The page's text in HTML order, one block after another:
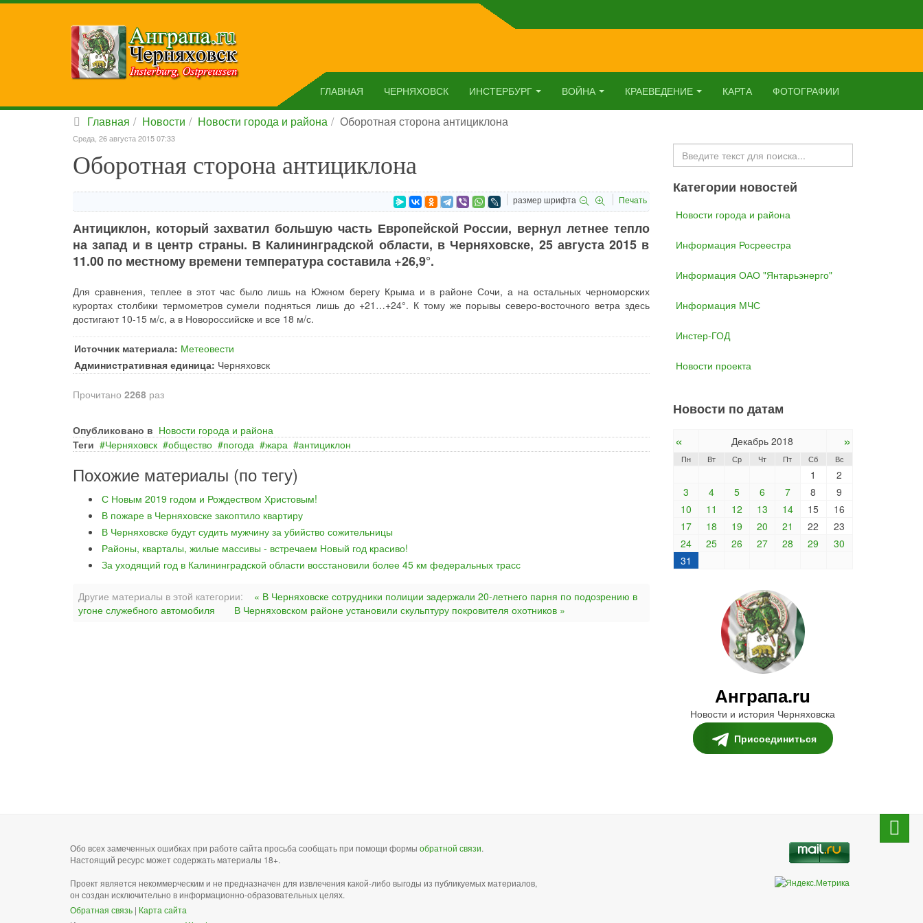
ГЛАВНАЯ ЧЕРНЯХОВСК ИНСТЕРБУРГ ВОЙНА КРАЕВЕДЕНИЕ КАРТА ФОТОГРАФИИ
Главная Новости Новости города и района Оборотная сторона антициклона
Среда, 26 августа 2015 07:33
Оборотная сторона антициклона
размер шрифта Печать
Антициклон, который захватил большую часть Европейской России, вернул летнее тепло
на запад и в центр страны. В Калининградской области, в Черняховске, 25 августа 2015 в
11.00 по местному времени температура составила +26,9°.
Для сравнения, теплее в этот час было лишь на Южном берегу Крыма и в районе Сочи, а на остальных черноморских
курортах столбики термометров сумели подняться лишь до +21…+24°. К тому же порывы северо-восточного ветра здесь
достигают 10-15 м/с, а в Новороссийске и все 18 м/с.
Источник материала: Метеовести
Административная единица: Черняховск
Прочитано 2268 раз
Опубликовано в Новости города и района
Теги
Черняховск общество погода жара антициклон
Похожие материалы (по тегу)
С Новым 2019 годом и Рождеством Христовым!
В пожаре в Черняховске закоптило квартиру
В Черняховске будут судить мужчину за убийство сожительницы
Районы, кварталы, жилые массивы - встречаем Новый год красиво!
За уходящий год в Калининградской области восстановили более 45 км федеральных трасс
Другие материалы в этой категории:
« В Черняховске сотрудники полиции задержали 20-летнего парня по подозрению в
угоне служебного автомобиля
В Черняховском районе установили скульптуру покровителя охотников »
Искать...
Категории новостей
Новости города и района
Информация Росреестра
Информация ОАО "Янтарьэнерго"
Информация МЧС
Инстер-ГОД
Новости проекта
Новости по датам
« Декабрь 2018 »
Пн Вт Ср Чт Пт Сб Вс
1
2
3
4 5 6 7 8
9
10
11 12 13 14 15
16
17
18 19 20 21 22
23
24
25 26 27 28 29
30
31
Анграпа.ru
Новости и история Черняховска
Присоединиться
Обо всех замеченных ошибках при работе сайта просьба сообщать при помощи формы обратной связи.
Настоящий ресурс может содержать материалы 18+.
Проект является некоммерческим и не предназначен для извлечения какой-либо выгоды из публикуемых материалов,
он создан исключительно в информационно-образовательных целях.
Обратная связь | Карта сайта